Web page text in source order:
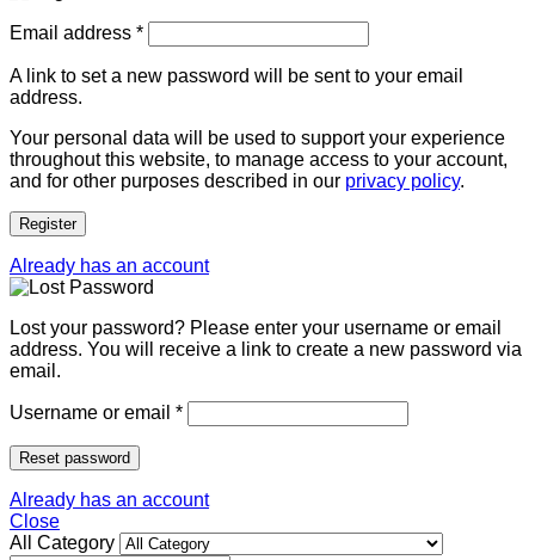
Email address *
A link to set a new password will be sent to your email
address.
Your personal data will be used to support your experience
throughout this website, to manage access to your account,
and for other purposes described in our privacy policy.
Register
Already has an account
Lost your password? Please enter your username or email
address. You will receive a link to create a new password via
email.
Username or email *
Reset password
Already has an account
Close
All Category